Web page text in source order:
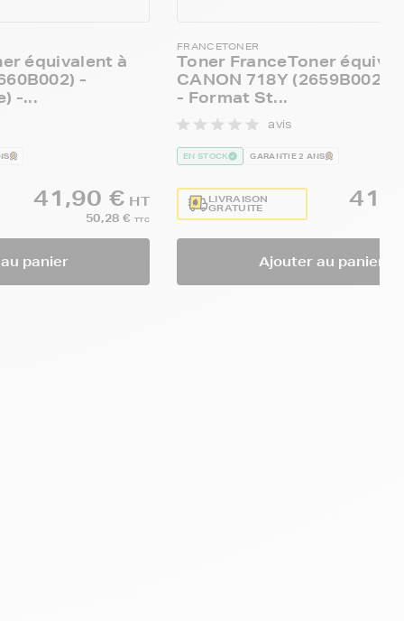
équivalent à
-
-...
41,90 € HT
50,28 € TTC
panier
FRANCETONER
Toner FranceToner
CANON 718Y (2659B002) -
- Format St...
avis
EN STOCK GARANTIE 2 ANS
LIVRAISON
GRATUITE
Ajouter au panier